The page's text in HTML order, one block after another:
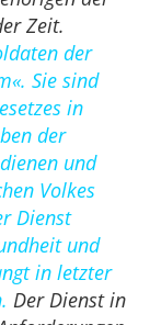
Zeit.
der
Sie sind
in
der
und
Volkes
Dienst
und
in letzter
Der Dienst in